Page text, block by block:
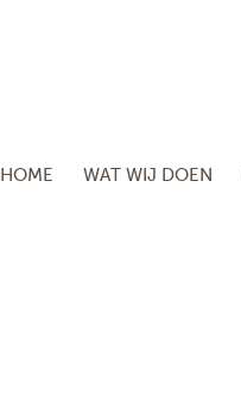
HOME WAT WIJ DOEN